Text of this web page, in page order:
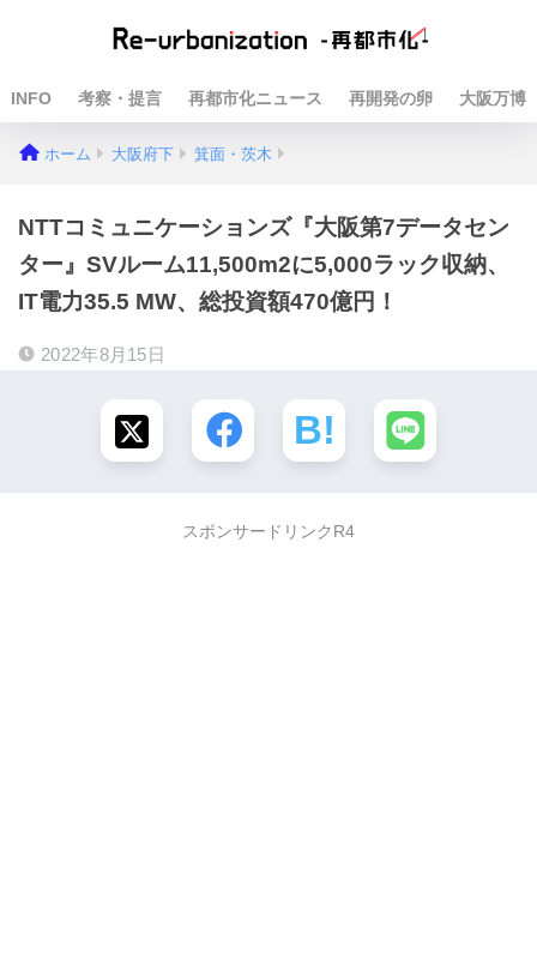
INFO 考察・提言 再都市化ニュース 再開発の卵 大阪万博
ホーム 大阪府下 箕面・茨木
NTTコミュニケーションズ『大阪第7データセン
ター』SVルーム11,500m2に5,000ラック収納、
IT電力35.5 MW、総投資額470億円！
2022年8月15日
スポンサードリンクR4